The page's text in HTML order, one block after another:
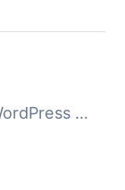
PS Auto Sitemap 是一個 WordPress 外掛，自動從您的 WordPre...